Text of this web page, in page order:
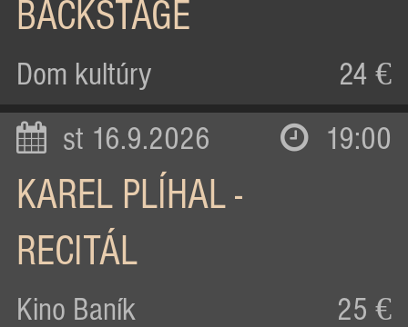
BACKSTAGE
Dom kultúry 24 €
st 16.9.2026 19:00
KAREL PLÍHAL -
RECITÁL
Kino Baník 25 €